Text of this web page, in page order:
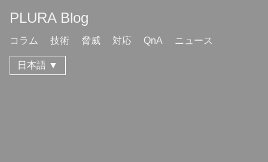
PLURA Blog
コラム 技術 脅威 対応 QnA ニュース
日本語 ▼